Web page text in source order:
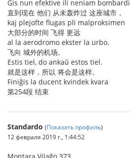
Ĝis nun efektive ili neniam
直到现在 他们 从未轰炸过 这座城市，
kaj plejofte flugas pli malproksimen
大部分的时间 飞得 更远
al la aerodromo ekster la urbo.
飞向 城外的机场。
Estis tiel, do ankaŭ estos tiel.
就是这样，所以 将会是这样。
Finiĝis la ducent kvindek kvara
第254段 结束
Standardo (Показать профиль)
12 февраля 2019 г., 1:44:52